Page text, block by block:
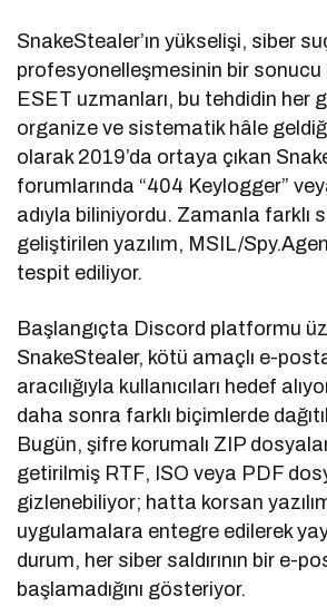
SnakeStealer’ın yükselişi, siber
profesyonelleşmesinin bir sonucu
ESET uzmanları, bu tehdidin her
organize ve sistematik hâle
olarak 2019’da ortaya çıkan
forumlarında “404 Keylogger”
adıyla biliniyordu. Zamanla farklı
geliştirilen yazılım, MSIL/
tespit ediliyor.
Başlangıçta Discord platformu
SnakeStealer, kötü amaçlı e-
aracılığıyla kullanıcıları hedef
daha sonra farklı biçimlerde
Bugün, şifre korumalı ZIP
getirilmiş RTF, ISO veya PDF
gizlenebiliyor; hatta korsan
uygulamalara entegre edilerek
durum, her siber saldırının bir e-
başlamadığını gösteriyor.